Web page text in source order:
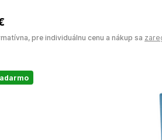
pre individuálnu cenu a nákup sa